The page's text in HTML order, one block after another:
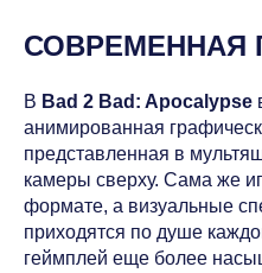
СОВРЕМЕННАЯ
В Bad 2 Bad: Apocalypse
анимированная
представленная в
камеры сверху. Сама же
формате, а визуальные
приходятся по душе
геймплей еще более